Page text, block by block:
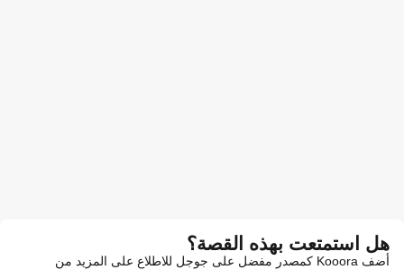
هل استمتعت بهذه القصة؟
أضف Kooora كمصدر مفضل على جوجل للاطلاع على المزيد من